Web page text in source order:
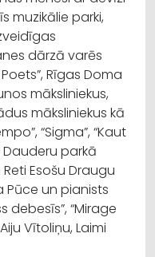
muzikālie parki,
dārzā varēs
Rīgas Doma
māksliniekus,
māksliniekus kā
“Sigma”, “Kaut
Dauderu parkā
Reti Esošu Draugu
Pūce un pianists
debesīs”, “Mirage
Vītoliņu, Laimi